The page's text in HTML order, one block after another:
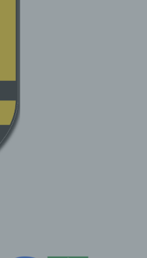
identifizierte oder
Person, deren
von dem für die
verarbeitet
oder ohne Hilfe
ausgeführte
Vorgangsreihe im
das Erfassen, die
die Speicherung,